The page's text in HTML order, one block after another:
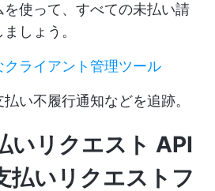
使って、すべての未払い請
しょう。
ライアント管理ツール
い不履行通知などを追跡。
いリクエスト API
払いリクエストフ